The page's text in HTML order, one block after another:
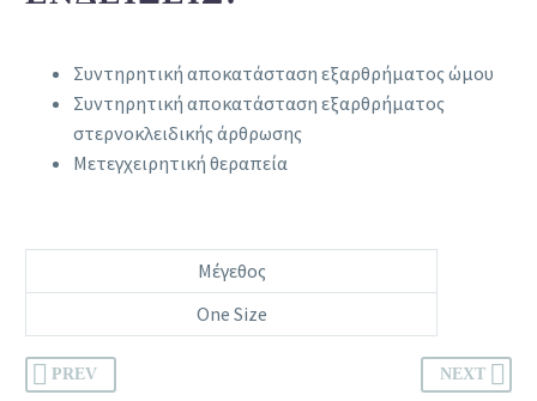
Συντηρητική αποκατάσταση εξαρθρήματος ώμου
Συντηρητική αποκατάσταση εξαρθρήματος
στερνοκλειδικής άρθρωσης
Μετεγχειρητική θεραπεία
Μέγεθος
One Size
PREV NEXT